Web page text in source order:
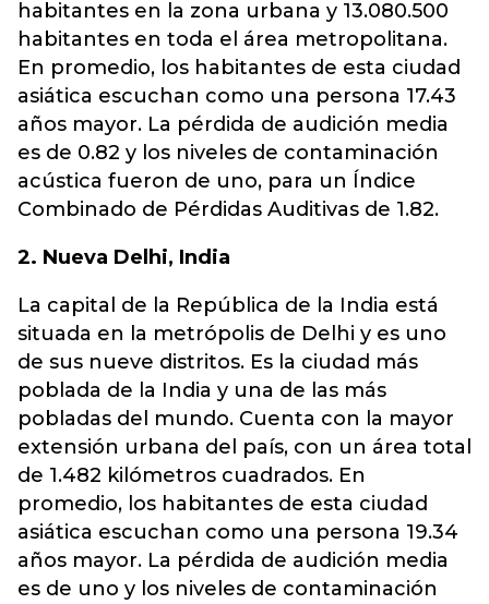
habitantes en la zona urbana y 13.080.500
habitantes en toda el área metropolitana.
En promedio, los habitantes de esta ciudad
asiática escuchan como una persona 17.43
años mayor. La pérdida de audición media
es de 0.82 y los niveles de contaminación
acústica fueron de uno, para un Índice
Combinado de Pérdidas Auditivas de 1.82.
2. Nueva Delhi, India
La capital de la República de la India está
situada en la metrópolis de Delhi y es uno
de sus nueve distritos. Es la ciudad más
poblada de la India y una de las más
pobladas del mundo. Cuenta con la mayor
extensión urbana del país, con un área total
de 1.482 kilómetros cuadrados. En
promedio, los habitantes de esta ciudad
asiática escuchan como una persona 19.34
años mayor. La pérdida de audición media
es de uno y los niveles de contaminación